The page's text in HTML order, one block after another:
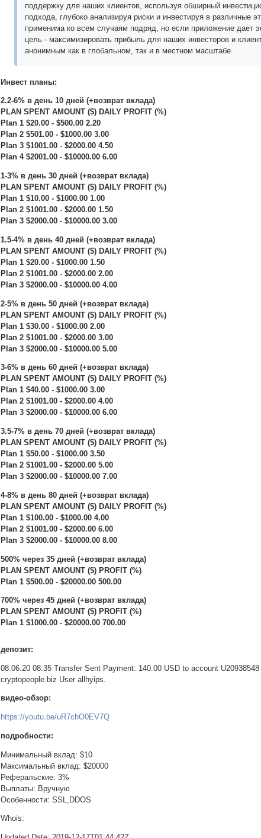
поддержку для наших клиентов, используя обширный
подхода, глубоко анализируя риски и инвестируя в различные
применима ко всем случаям подряд, но если приложение
цель - максимизировать прибыль для наших инвесторов и
анонимным как в глобальном, так и в местном масштабе.
Инвест планы:
2.2-6% в день 10 дней (+возврат вклада)
PLAN SPENT AMOUNT ($) DAILY PROFIT (%)
Plan 1 $20.00 - $500.00 2.20
Plan 2 $501.00 - $1000.00 3.00
Plan 3 $1001.00 - $2000.00 4.50
Plan 4 $2001.00 - $10000.00 6.00
1-3% в день 30 дней (+возврат вклада)
PLAN SPENT AMOUNT ($) DAILY PROFIT (%)
Plan 1 $10.00 - $1000.00 1.00
Plan 2 $1001.00 - $2000.00 1.50
Plan 3 $2000.00 - $10000.00 3.00
1.5-4% в день 40 дней (+возврат вклада)
PLAN SPENT AMOUNT ($) DAILY PROFIT (%)
Plan 1 $20.00 - $1000.00 1.50
Plan 2 $1001.00 - $2000.00 2.00
Plan 3 $2000.00 - $10000.00 4.00
2-5% в день 50 дней (+возврат вклада)
PLAN SPENT AMOUNT ($) DAILY PROFIT (%)
Plan 1 $30.00 - $1000.00 2.00
Plan 2 $1001.00 - $2000.00 3.00
Plan 3 $2000.00 - $10000.00 5.00
3-6% в день 60 дней (+возврат вклада)
PLAN SPENT AMOUNT ($) DAILY PROFIT (%)
Plan 1 $40.00 - $1000.00 3.00
Plan 2 $1001.00 - $2000.00 4.00
Plan 3 $2000.00 - $10000.00 6.00
3.5-7% в день 70 дней (+возврат вклада)
PLAN SPENT AMOUNT ($) DAILY PROFIT (%)
Plan 1 $50.00 - $1000.00 3.50
Plan 2 $1001.00 - $2000.00 5.00
Plan 3 $2000.00 - $10000.00 7.00
4-8% в день 80 дней (+возврат вклада)
PLAN SPENT AMOUNT ($) DAILY PROFIT (%)
Plan 1 $100.00 - $1000.00 4.00
Plan 2 $1001.00 - $2000.00 6.00
Plan 3 $2000.00 - $10000.00 8.00
500% через 35 дней (+возврат вклада)
PLAN SPENT AMOUNT ($) PROFIT (%)
Plan 1 $500.00 - $20000.00 500.00
700% через 45 дней (+возврат вклада)
PLAN SPENT AMOUNT ($) PROFIT (%)
Plan 1 $1000.00 - $20000.00 700.00
депозит:
08.06.20 08:35 Transfer Sent Payment: 140.00 USD to account
cryptopeople.biz User allhyips.
видео-обзор:
https://youtu.be/uR7chO0EV7Q
подробности:
Минимальный вклад: $10
Максимальный вклад: $20000
Реферальские: 3%
Выплаты: Вручную
Особенности: SSL,DDOS
Whois: